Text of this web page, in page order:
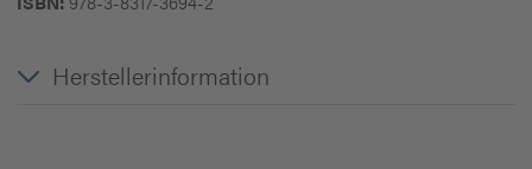
Herstellerinformation